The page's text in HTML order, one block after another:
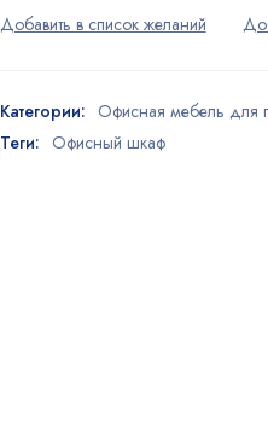
Категории: Офисная мебель для
Теги: Офисный шкаф